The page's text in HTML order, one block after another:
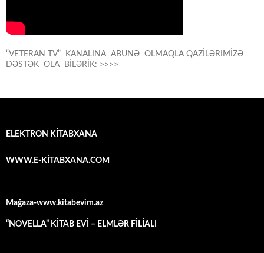
“VETERAN TV” KANALINA ABUNƏ OLMAQLA QAZİLƏRIMİZƏ
DƏSTƏK OLA BİLƏRİK: >>>>
ELEKTRON KİTABXANA
WWW.E-KİTABXANA.COM
Mağaza-www.kitabevim.az
“NOVELLA” KİTAB EVİ – ELMLƏR FİLİALI